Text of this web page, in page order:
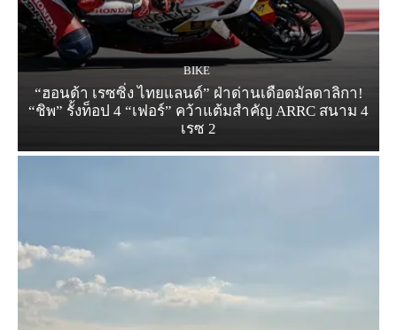
BIKE
“ฮอนด้า เรซซิ่ง ไทยแลนด์” ฝ่าด่านเดือดมัลดาลิกา!
“ชิพ” รั้งท็อป 4 “เฟอร์” คว้าแต้มสำคัญ ARRC สนาม 4
เรซ 2